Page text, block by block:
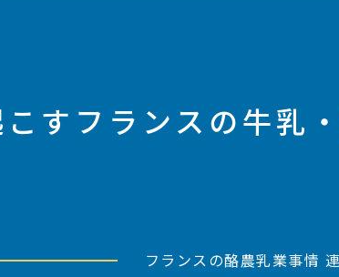
すフランスの牛乳
フランスの酪農乳業事情